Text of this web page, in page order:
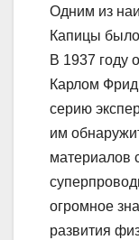
Одним из
Капицы
В 1937 году
Карлом
серию
им
материалов
огромное
развития